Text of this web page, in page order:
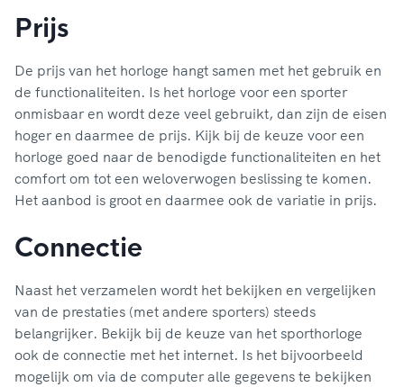
Prijs
De prijs van het horloge hangt samen met het gebruik en
de functionaliteiten. Is het horloge voor een sporter
onmisbaar en wordt deze veel gebruikt, dan zijn de eisen
hoger en daarmee de prijs. Kijk bij de keuze voor een
horloge goed naar de benodigde functionaliteiten en het
comfort om tot een weloverwogen beslissing te komen.
Het aanbod is groot en daarmee ook de variatie in prijs.
Connectie
Naast het verzamelen wordt het bekijken en vergelijken
van de prestaties (met andere sporters) steeds
belangrijker. Bekijk bij de keuze van het sporthorloge
ook de connectie met het internet. Is het bijvoorbeeld
mogelijk om via de computer alle gegevens te bekijken